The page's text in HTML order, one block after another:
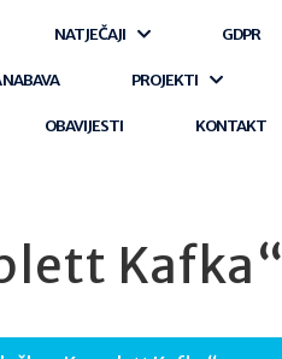
NATJEČAJI GDPR
NABAVA PROJEKTI
OBAVIJESTI KONTAKT
Kafka“